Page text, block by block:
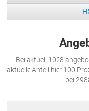
Bei aktuell 1028
aktuelle Anteil hier 100
bei